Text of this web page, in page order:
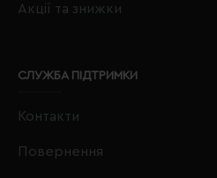
Акції та знижки
СЛУЖБА ПІДТРИМКИ
Контакти
Повернення